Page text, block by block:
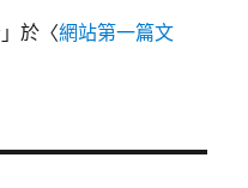
」於〈網站第一篇文